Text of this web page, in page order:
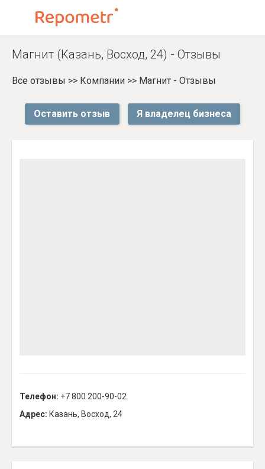
Магнит (Казань, Восход, 24) - Отзывы
Все отзывы >> Компании >> Магнит - Отзывы
Оставить отзыв Я владелец бизнеса
Телефон: +7 800 200-90-02
Адрес: Казань, Восход, 24